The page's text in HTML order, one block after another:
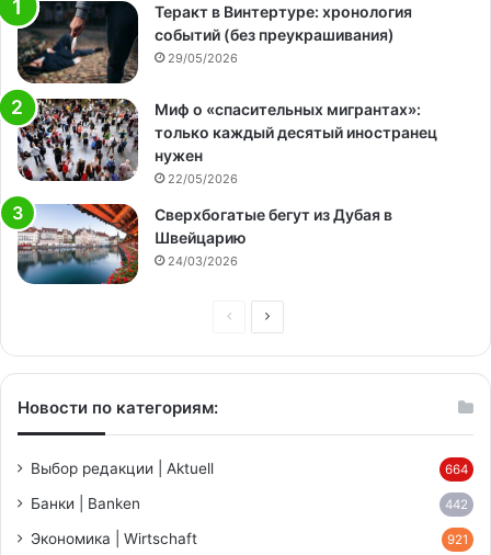
Теракт в Винтертуре: хронология
событий (без преукрашивания)
29/05/2026
Миф о «спасительных мигрантах»:
только каждый десятый иностранец
нужен
22/05/2026
Сверхбогатые бегут из Дубая в
Швейцарию
24/03/2026
Предыдущая
Следующая
Новости по категориям:
Выбор редакции | Aktuell 664
Банки | Banken 442
Экономика | Wirtschaft 921